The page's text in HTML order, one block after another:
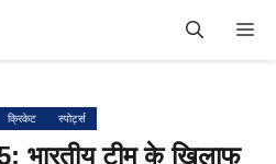
क्रिकेट स्पोर्ट्स
भारतीय टीम के खिलाफ